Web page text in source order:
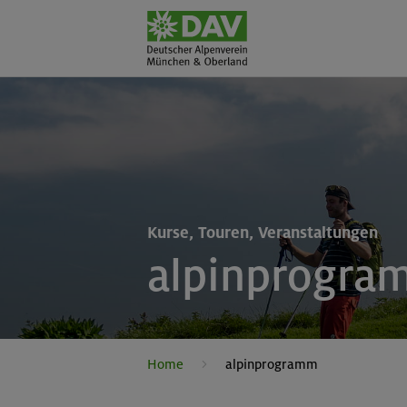
Kurse, Touren, Veranstaltungen
Home alpinprogramm